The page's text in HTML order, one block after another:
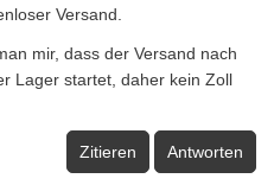
Versand.
mir, dass der Versand nach
Lager startet, daher kein Zoll
Zitieren Antworten